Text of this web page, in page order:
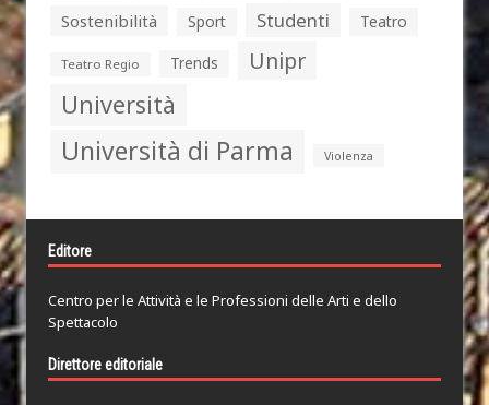
Sostenibilità Sport Studenti Teatro
Teatro Regio Trends Unipr
Università
Università di Parma Violenza
Editore
Centro per le Attività e le Professioni delle Arti e dello
Spettacolo
Direttore editoriale